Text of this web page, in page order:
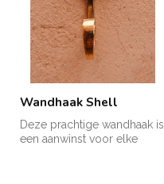
Wandhaak Shell
Deze prachtige wandhaak is
een aanwinst voor elke